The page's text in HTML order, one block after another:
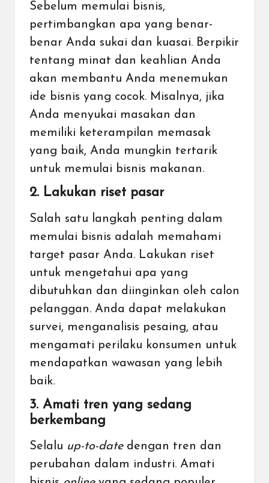
Sebelum memulai bisnis,
pertimbangkan apa yang benar-
benar Anda sukai dan kuasai. Berpikir
tentang minat dan keahlian Anda
akan membantu Anda menemukan
ide bisnis yang cocok. Misalnya, jika
Anda menyukai masakan dan
memiliki keterampilan memasak
yang baik, Anda mungkin tertarik
untuk memulai bisnis makanan.
2. Lakukan riset pasar
Salah satu langkah penting dalam
memulai bisnis adalah memahami
target pasar Anda. Lakukan riset
untuk mengetahui apa yang
dibutuhkan dan diinginkan oleh calon
pelanggan. Anda dapat melakukan
survei, menganalisis pesaing, atau
mengamati perilaku konsumen untuk
mendapatkan wawasan yang lebih
baik.
3. Amati tren yang sedang
berkembang
Selalu up-to-datedengan tren dan
perubahan dalam industri. Amati